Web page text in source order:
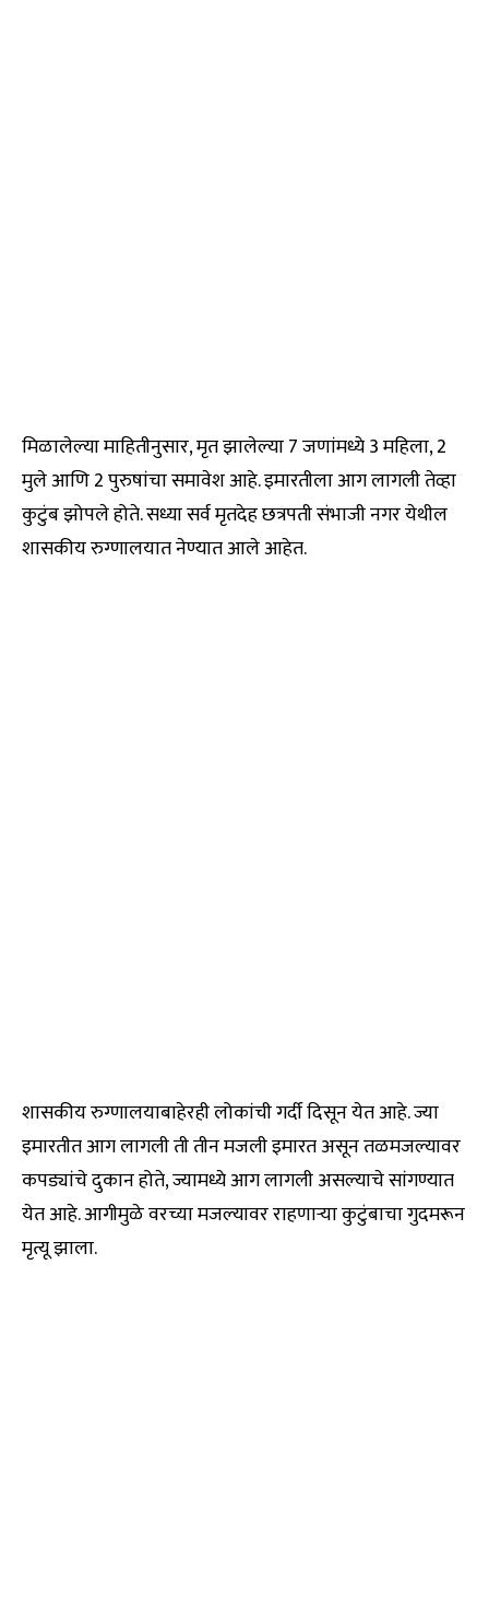
मिळालेल्या माहितीनुसार, मृत झालेल्या 7 जणांमध्ये 3 महिला, 2
मुले आणि 2 पुरुषांचा समावेश आहे. इमारतीला आग लागली तेव्हा
कुटुंब झोपले होते. सध्या सर्व मृतदेह छत्रपती संभाजी नगर येथील
शासकीय रुग्णालयात नेण्यात आले आहेत.
शासकीय रुग्णालयाबाहेरही लोकांची गर्दी दिसून येत आहे. ज्या
इमारतीत आग लागली ती तीन मजली इमारत असून तळमजल्यावर
कपड्यांचे दुकान होते, ज्यामध्ये आग लागली असल्याचे सांगण्यात
येत आहे. आगीमुळे वरच्या मजल्यावर राहणाऱ्या कुटुंबाचा गुदमरून
मृत्यू झाला.